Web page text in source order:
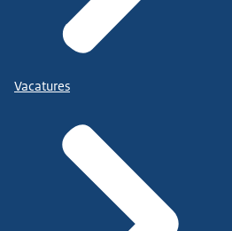
Vacatures